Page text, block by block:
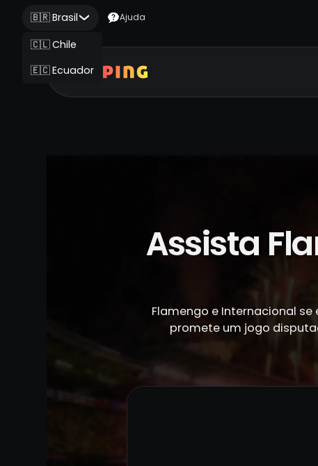
🇧🇷 Brasil
🇨🇱 Chile
🇪🇨 Ecuador
Ajuda
Assista
Flamengo e Internacional
promete um jogo